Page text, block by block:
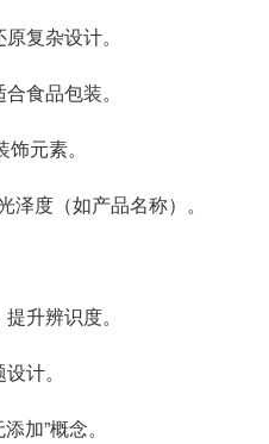
复杂设计。
食品包装。
元素。
度（如产品名称）。
升辨识度。
计。
加”概念。